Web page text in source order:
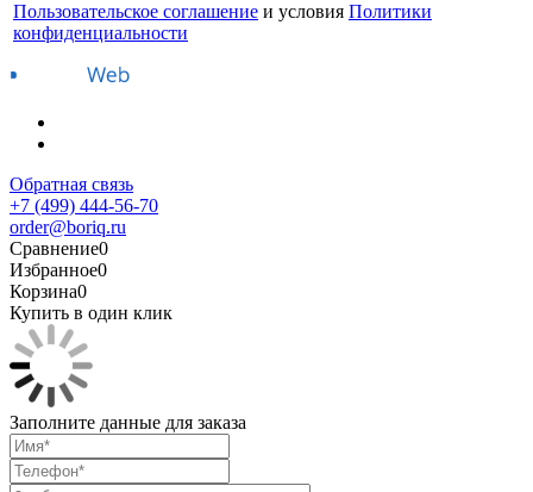
Пользовательское соглашение и условия Политики
конфиденциальности
Обратная связь
+7 (499) 444-56-70
order@boriq.ru
Сравнение0
Избранное0
Корзина0
Купить в один клик
Заполните данные для заказа